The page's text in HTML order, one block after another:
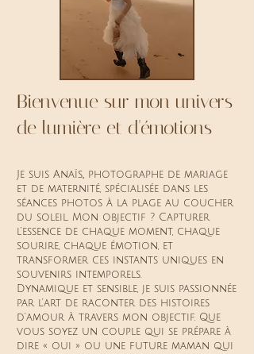
Bienvenue sur mon univers
de lumière et d'émotions
Je suis Anaïs,, photographe de mariage
et de maternité, spécialisée dans les
séances photos à la plage au coucher
du soleil. Mon objectif ? Capturer
l’essence de chaque moment, chaque
sourire, chaque émotion, et
transformer ces instants uniques en
souvenirs intemporels.
Dynamique et sensible, je suis passionnée
par l’art de raconter des histoires
d’amour à travers mon objectif. Que
vous soyez un couple qui se prépare à
dire « oui » ou une future maman qui